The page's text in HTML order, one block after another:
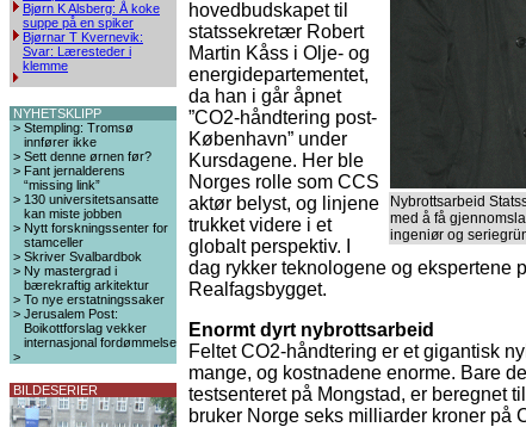
Bjørn K Alsberg: Å koke
suppe på en spiker
Bjørnar T Kvernevik:
Svar: Læresteder i
klemme
NYHETSKLIPP
> Stempling: Tromsø
innfører ikke
> Sett denne ørnen før?
> Fant jernalderens
“missing link”
> 130 universitetsansatte
kan miste jobben
> Nytt forskningssenter for
stamceller
> Skriver Svalbardbok
> Ny mastergrad i
bærekraftig arkitektur
> To nye erstatningssaker
> Jerusalem Post:
Boikottforslag vekker
internasjonal fordømmelse
>
BILDESERIER
Nybrottsarbeid
med å få
ingeniør og
hovedbudskapet til
statssekretær Robert
Martin Kåss i Olje- og
energidepartementet,
da han i går åpnet
”CO2-håndtering post-
København” under
Kursdagene. Her ble
Norges rolle som CCS
aktør belyst, og linjene
trukket videre i et
globalt perspektiv. I
dag rykker teknologene og ekspertene
Realfagsbygget.
Enormt dyrt nybrottsarbeid
Feltet CO2-håndtering er et gigantisk
mange, og kostnadene enorme. Bare
testsenteret på Mongstad, er beregnet
bruker Norge seks milliarder kroner på